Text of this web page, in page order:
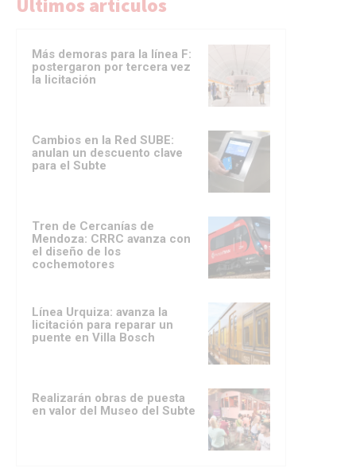
Ultimos artículos
Más demoras para la línea F:
postergaron por tercera vez
la licitación
Cambios en la Red SUBE:
anulan un descuento clave
para el Subte
Tren de Cercanías de
Mendoza: CRRC avanza con
el diseño de los
cochemotores
Línea Urquiza: avanza la
licitación para reparar un
puente en Villa Bosch
Realizarán obras de puesta
en valor del Museo del Subte